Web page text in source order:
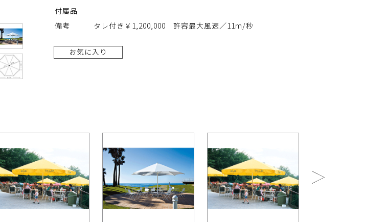
付属品
備考
タレ付き￥1,200,000 許容最大風速／11m/秒
お気に入り